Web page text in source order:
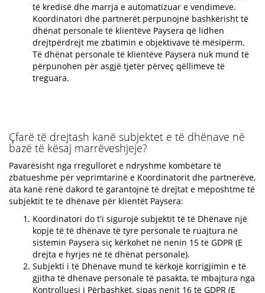
të kredisë dhe marrja e automatizuar e vendimeve.
Koordinatori dhe partnerët përpunojnë bashkërisht të
dhënat personale të klientëve Paysera që lidhen
drejtpërdrejt me zbatimin e objektivave të mësipërm.
Të dhënat personale të klientëve Paysera nuk mund të
përpunohen për asgjë tjetër përveç qëllimeve të
treguara.
Çfarë të drejtash kanë subjektet e të dhënave në
bazë të kësaj marrëveshjeje?
Pavarësisht nga rregulloret e ndryshme kombëtare të
zbatueshme për veprimtarinë e Koordinatorit dhe partnerëve,
ata kanë rënë dakord të garantojnë të drejtat e mëposhtme të
subjektit të të dhënave për klientët Paysera:
Koordinatori do t'i sigurojë subjektit të të Dhënave një
kopje të të dhënave të tyre personale të ruajtura në
sistemin Paysera siç kërkohet në nenin 15 të GDPR (E
drejta e hyrjes në të dhënat personale).
Subjekti i të Dhënave mund të kërkojë korrigjimin e të
gjitha të dhënave personale të pasakta, të mbajtura nga
Kontrolluesi i Përbashkët, sipas nenit 16 të GDPR (E